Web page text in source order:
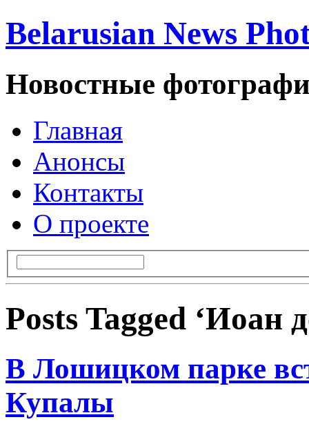
Belarusian News
Новостные
Главная
Анонсы
Контакты
О проекте
Posts Tagged ‘Иоан
В Лошицком парке
Купалы